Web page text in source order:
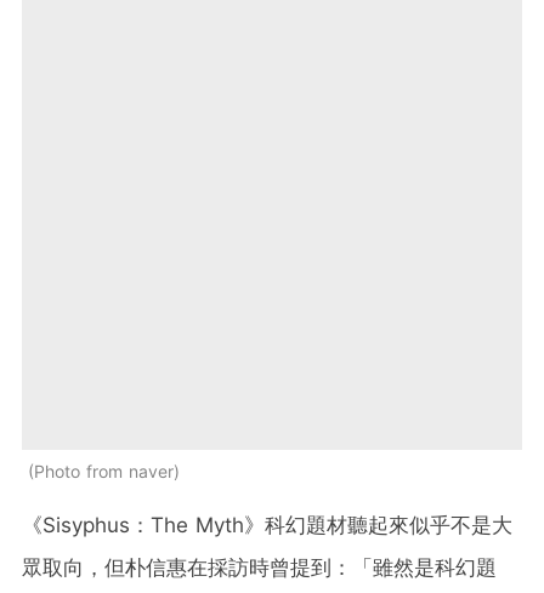
Photo from naver
《Sisyphus：The Myth》科幻題材聽起來似乎不是大
眾取向，但朴信惠在採訪時曾提到：「雖然是科幻題